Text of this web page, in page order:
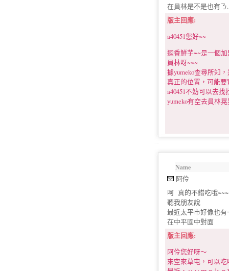
在員林是不是也有ㄋ
版主回應:
a40451您好~~
迴香鮮芋~~是一個
員林呀~~~
據yumeko查尋所知
真正的位置，可能
a40451不妨可以去找
yumeko有空去員林
Name
阿伶
呵 真的不錯吃哦
聽我朋友說
最近太平市好像也
在中平國中對面
版主回應:
阿伶您好呀～
來空來草屯，可以